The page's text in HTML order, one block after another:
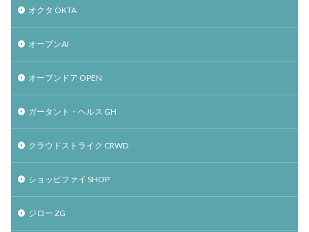
オクタ OKTA
オープンAI
オープンドア OPEN
ガータント・ヘルス GH
クラウドストライク CRWD
ショッピファイ SHOP
ジロー ZG